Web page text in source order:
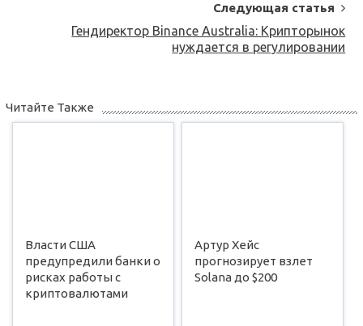
Следующая статья
Гендиректор Binance Australia: Крипторынок
нуждается в регулировании
Читайте Также
Власти США
предупредили банки о
рисках работы с
криптовалютами
Артур Хейс
прогнозирует взлет
Solana до $200